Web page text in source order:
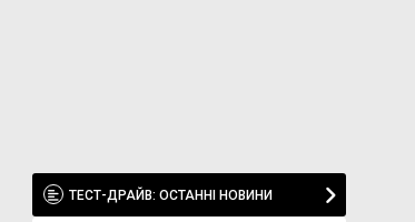
ТЕСТ-ДРАЙВ: ОСТАННІ НОВИНИ